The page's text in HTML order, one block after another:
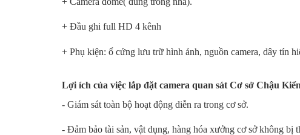
+ Đầu ghi full HD 4 kênh
+ Phụ kiện: ổ cứng lưu trữ hình ảnh, nguồn camera, dây tín
Lợi ích của việc lắp đặt camera quan sát Cơ sở Chậu
- Giám sát toàn bộ hoạt động diễn ra trong cơ sở.
- Đảm bảo tài sản, vật dụng, hàng hóa xưởng cơ sở không bị